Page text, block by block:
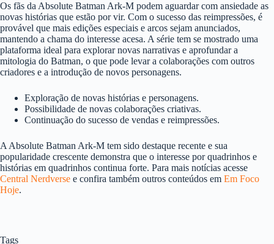
Os fãs da Absolute Batman Ark-M podem aguardar com ansiedade as
novas histórias que estão por vir. Com o sucesso das reimpressões, é
provável que mais edições especiais e arcos sejam anunciados,
mantendo a chama do interesse acesa. A série tem se mostrado uma
plataforma ideal para explorar novas narrativas e aprofundar a
mitologia do Batman, o que pode levar a colaborações com outros
criadores e a introdução de novos personagens.
Exploração de novas histórias e personagens.
Possibilidade de novas colaborações criativas.
Continuação do sucesso de vendas e reimpressões.
A Absolute Batman Ark-M tem sido destaque recente e sua
popularidade crescente demonstra que o interesse por quadrinhos e
histórias em quadrinhos continua forte. Para mais notícias acesse
Central Nerdverse e confira também outros conteúdos em Em Foco
Hoje.
Tags